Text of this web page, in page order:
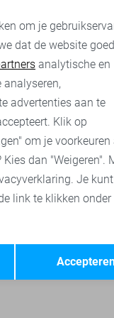
Cars korte
cookies
Opslaan
om je
dat de website goed
analytische en
advertenties aan te
Klik op
om je voorkeuren
dan "Weigeren".
Je
link te klikken onder